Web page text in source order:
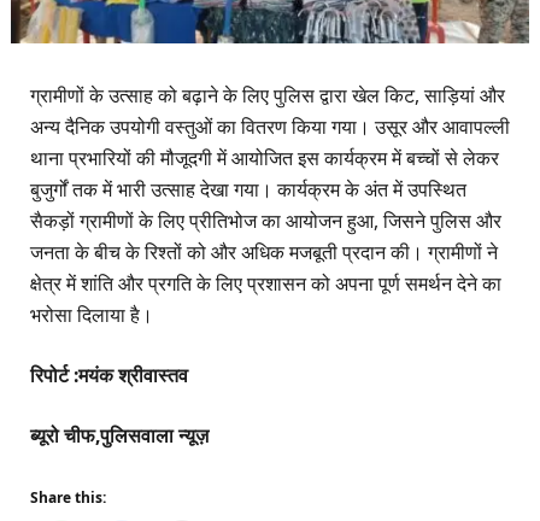
ग्रामीणों के उत्साह को बढ़ाने के लिए पुलिस द्वारा खेल किट, साड़ियां और
अन्य दैनिक उपयोगी वस्तुओं का वितरण किया गया। उसूर और आवापल्ली
थाना प्रभारियों की मौजूदगी में आयोजित इस कार्यक्रम में बच्चों से लेकर
बुजुर्गों तक में भारी उत्साह देखा गया। कार्यक्रम के अंत में उपस्थित
सैकड़ों ग्रामीणों के लिए प्रीतिभोज का आयोजन हुआ, जिसने पुलिस और
जनता के बीच के रिश्तों को और अधिक मजबूती प्रदान की। ग्रामीणों ने
क्षेत्र में शांति और प्रगति के लिए प्रशासन को अपना पूर्ण समर्थन देने का
भरोसा दिलाया है।
रिपोर्ट :मयंक श्रीवास्तव
ब्यूरो चीफ,पुलिसवाला न्यूज़
Share this: